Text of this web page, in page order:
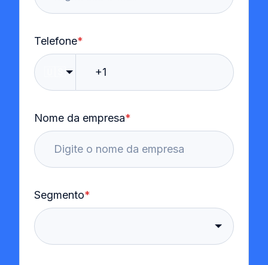
Telefone*
Nome da empresa*
Segmento*